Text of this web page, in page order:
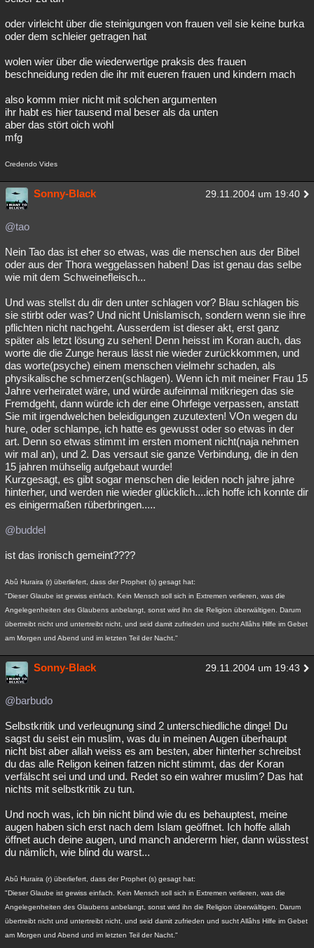
oder virleicht über die steinigungen von frauen veil sie keine burka
oder dem schleier getragen hat
wolen wier über die wiederwertige praksis des frauen
beschneidung reden die ihr mit eueren frauen und kindern mach
also komm mier nicht mit solchen argumenten
ihr habt es hier tausend mal beser als da unten
aber das stört oich wohl
mfg
Credendo Vides
Sonny-Black 29.11.2004 um 19:40
@tao
Nein Tao das ist eher so etwas, was die menschen aus der Bibel
oder aus der Thora weggelassen haben! Das ist genau das selbe
wie mit dem Schweinefleisch...
Und was stellst du dir den unter schlagen vor? Blau schlagen bis
sie stirbt oder was? Und nicht Unislamisch, sondern wenn sie ihre
pflichten nicht nachgeht. Ausserdem ist dieser akt, erst ganz
später als letzt lösung zu sehen! Denn heisst im Koran auch, das
worte die die Zunge heraus lässt nie wieder zurückkommen, und
das worte(psyche) einem menschen vielmehr schaden, als
physikalische schmerzen(schlagen). Wenn ich mit meiner Frau 15
Jahre verheiratet wäre, und würde aufeinmal mitkriegen das sie
Fremdgeht, dann würde ich der eine Ohrfeige verpassen, anstatt
Sie mit irgendwelchen beleidigungen zuzutexten! VOn wegen du
hure, oder schlampe, ich hatte es gewusst oder so etwas in der
art. Denn so etwas stimmt im ersten moment nicht(naja nehmen
wir mal an), und 2. Das versaut sie ganze Verbindung, die in den
15 jahren mühselig aufgebaut wurde!
Kurzgesagt, es gibt sogar menschen die leiden noch jahre jahre
hinterher, und werden nie wieder glücklich....ich hoffe ich konnte dir
es einigermaßen rüberbringen.....
@buddel
ist das ironisch gemeint????
Abû Huraira (r) überliefert, dass der Prophet (s) gesagt hat:
"Dieser Glaube ist gewiss einfach. Kein Mensch soll sich in Extremen verlieren, was die
Angelegenheiten des Glaubens anbelangt, sonst wird ihn die Religion überwältigen. Darum
übertreibt nicht und untertreibt nicht, und seid damit zufrieden und sucht Allâhs Hilfe im Gebet
am Morgen und Abend und im letzten Teil der Nacht."
Sonny-Black 29.11.2004 um 19:43
@barbudo
Selbstkritik und verleugnung sind 2 unterschiedliche dinge! Du
sagst du seist ein muslim, was du in meinen Augen überhaupt
nicht bist aber allah weiss es am besten, aber hinterher schreibst
du das alle Religon keinen fatzen nicht stimmt, das der Koran
verfälscht sei und und und. Redet so ein wahrer muslim? Das hat
nichts mit selbstkritik zu tun.
Und noch was, ich bin nicht blind wie du es behauptest, meine
augen haben sich erst nach dem Islam geöffnet. Ich hoffe allah
öffnet auch deine augen, und manch andererm hier, dann wüsstest
du nämlich, wie blind du warst...
Abû Huraira (r) überliefert, dass der Prophet (s) gesagt hat:
"Dieser Glaube ist gewiss einfach. Kein Mensch soll sich in Extremen verlieren, was die
Angelegenheiten des Glaubens anbelangt, sonst wird ihn die Religion überwältigen. Darum
übertreibt nicht und untertreibt nicht, und seid damit zufrieden und sucht Allâhs Hilfe im Gebet
am Morgen und Abend und im letzten Teil der Nacht."